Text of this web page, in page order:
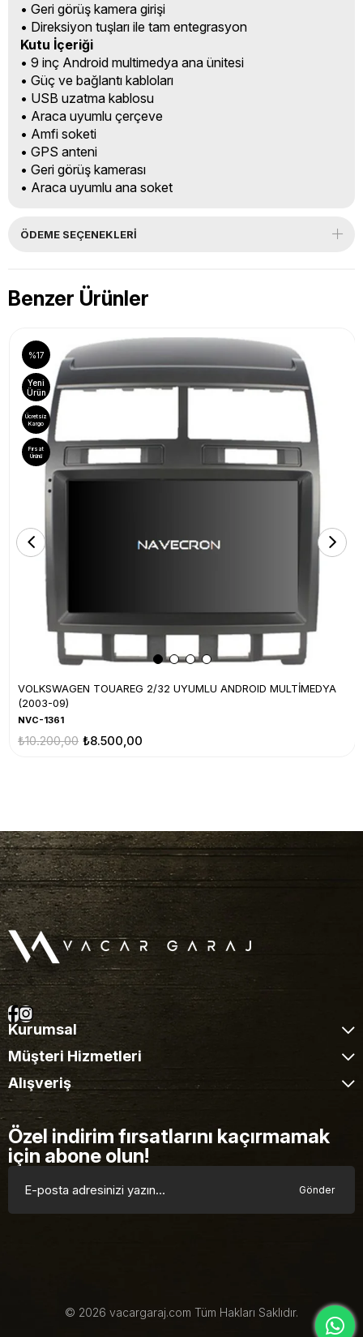
• Geri görüş kamera girişi
• Direksiyon tuşları ile tam entegrasyon
Kutu İçeriği
• 9 inç Android multimedya ana ünitesi
• Güç ve bağlantı kabloları
• USB uzatma kablosu
• Araca uyumlu çerçeve
• Amfi soketi
• GPS anteni
• Geri görüş kamerası
• Araca uyumlu ana soket
ÖDEME SEÇENEKLERI
Benzer Ürünler
VOLKSWAGEN TOUAREG 2/32 UYUMLU ANDROID MULTİMEDYA
(2003-09)
NVC-1361
₺8.500,00
₺10.200,00
%17
Yeni
Ürün
Ücretsiz
Kargo
Fırsat
Ürünü
Kurumsal
Müşteri Hizmetleri
Alışveriş
Özel indirim fırsatlarını kaçırmamak
için abone olun!
Gönder
© 2026 vacargaraj.com Tüm Hakları Saklıdır.